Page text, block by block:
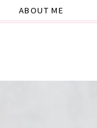
ABOUT ME